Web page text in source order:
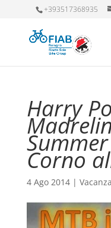
+393517368935
Harry
Corno
4 Ago 2014| Vacanza